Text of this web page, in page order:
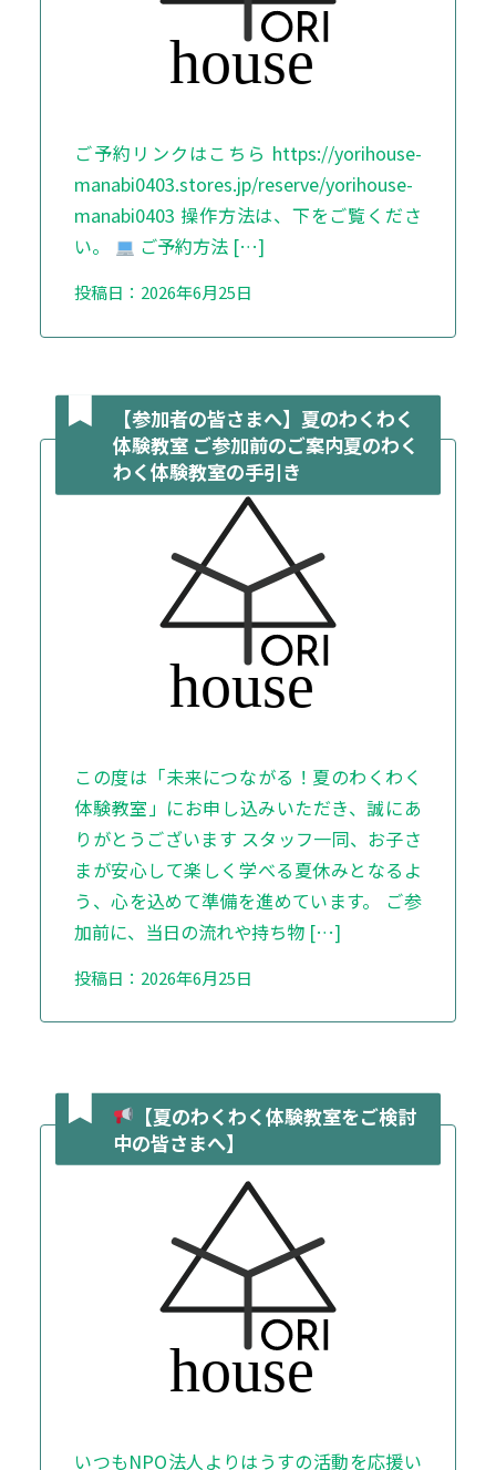
ご予約リンクはこちら https://yorihouse-
manabi0403.stores.jp/reserve/yorihouse-
manabi0403 操作方法は、下をご覧くださ
い。
ご予約方法 […]
投稿日：2026年6月25日
【参加者の皆さまへ】夏のわくわく
体験教室 ご参加前のご案内夏のわく
わく体験教室の手引き
この度は「未来につながる！夏のわくわく
体験教室」にお申し込みいただき、誠にあ
りがとうございます スタッフ一同、お子さ
まが安心して楽しく学べる夏休みとなるよ
う、心を込めて準備を進めています。 ご参
加前に、当日の流れや持ち物 […]
投稿日：2026年6月25日
【夏のわくわく体験教室をご検討
中の皆さまへ】
いつもNPO法人よりはうすの活動を応援い